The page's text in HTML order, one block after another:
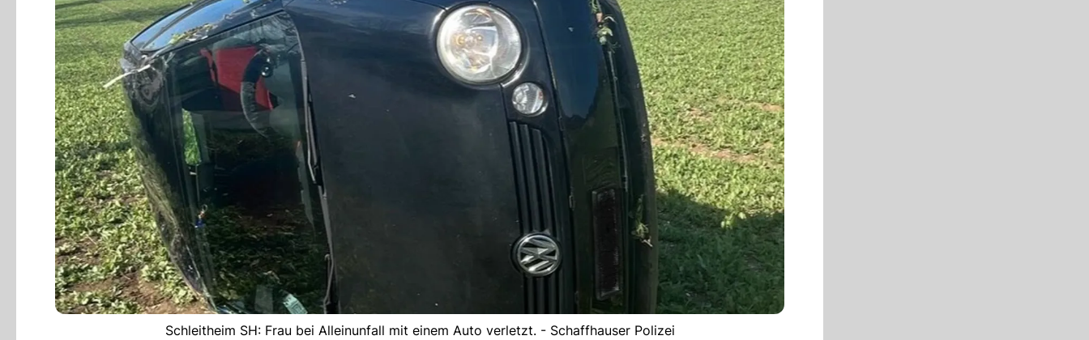
Schleitheim SH: Frau bei Alleinunfall mit einem Auto verletzt. - Schaffhauser Polizei